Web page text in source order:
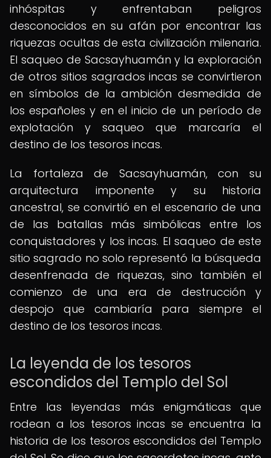
inhóspitas y enfrentaban peligros
desconocidos en su afán por encontrar las
riquezas ocultas de esta civilización milenaria.
El saqueo de Sacsayhuamán y la exploración
de otros sitios sagrados incas se convirtieron
en símbolos de la ambición desmedida de
los españoles y en el inicio de un período de
explotación y saqueo que marcaría el
destino de los tesoros incas.
La fortaleza de Sacsayhuamán, con su
arquitectura imponente y su historia
ancestral, se convirtió en el escenario de una
de las batallas más simbólicas entre los
conquistadores y los incas. El saqueo de este
sitio sagrado no solo representó la búsqueda
desenfrenada de riquezas, sino también el
comienzo de una era de destrucción y
despojo que cambiaría para siempre el
destino de los tesoros incas.
La leyenda de los tesoros
escondidos del Templo del Sol
Entre las leyendas más enigmáticas que
rodean a los tesoros incas se encuentra la
historia de los tesoros escondidos del Templo